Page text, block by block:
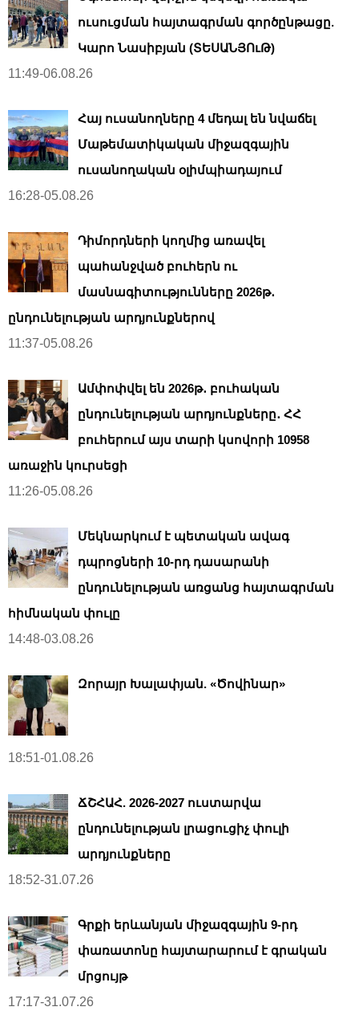
ուսուցման հայտագրման գործընթացը.
Կարո Նասիբյան (ՏԵՍԱՆՅՈւԹ)
11:49-06.08.26
Հայ ուսանողները 4 մեդալ են նվաճել
Մաթեմատիկական միջազգային
ուսանողական օլիմպիադայում
16:28-05.08.26
Դիմորդների կողմից առավել
պահանջված բուհերն ու
մասնագիտությունները 2026թ․
ընդունելության արդյունքներով
11:37-05.08.26
Ամփոփվել են 2026թ․ բուհական
ընդունելության արդյունքները․ ՀՀ
բուհերում այս տարի կսովորի 10958
առաջին կուրսեցի
11:26-05.08.26
Մեկնարկում է պետական ավագ
դպրոցների 10-րդ դասարանի
ընդունելության առցանց հայտագրման
հիմնական փուլը
14:48-03.08.26
Զորայր Խալափյան. «Ծովինար»
18:51-01.08.26
ՃՇՀԱՀ. 2026-2027 ուստարվա
ընդունելության լրացուցիչ փուլի
արդյունքները
18:52-31.07.26
Գրքի երևանյան միջազգային 9-րդ
փառատոնը հայտարարում է գրական
մրցույթ
17:17-31.07.26